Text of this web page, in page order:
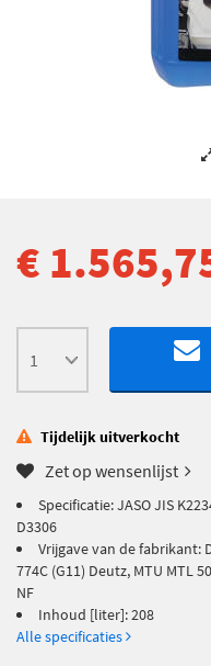
€
Tijdelijk uitverkocht
Zet op wensenlijst
Specificatie: JASO JIS
D3306
Vrijgave van de fabrikant:
774C (G11) Deutz, MTU MTL
NF
Inhoud [liter]: 208
Alle specificaties